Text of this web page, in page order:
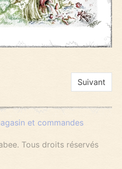
Suivant
et commandes
Tous droits réservés